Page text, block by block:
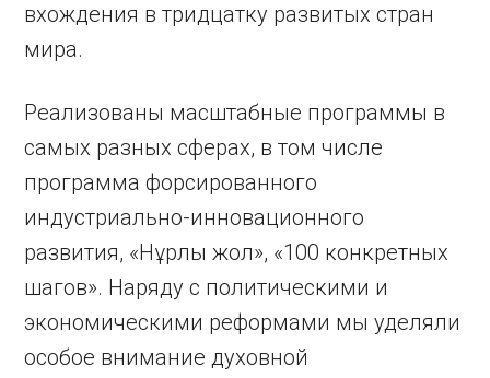
вхождения в тридцатку развитых стран
мира.
Реализованы масштабные программы в
самых разных сферах, в том числе
программа форсированного
индустриально-инновационного
развития, «Нұрлы жол», «100 конкретных
шагов». Наряду с политическими и
экономическими реформами мы уделяли
особое внимание духовной